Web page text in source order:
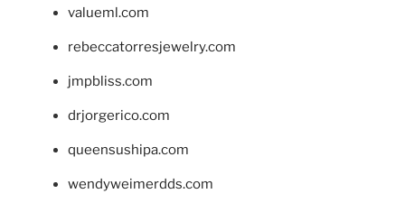
valueml.com
rebeccatorresjewelry.com
jmpbliss.com
drjorgerico.com
queensushipa.com
wendyweimerdds.com